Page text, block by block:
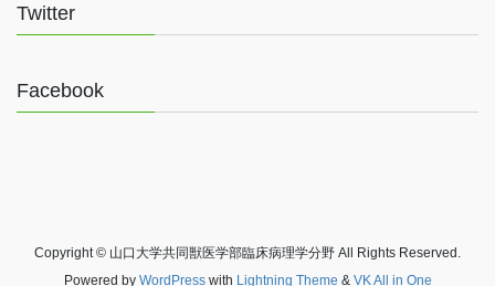
Twitter
Facebook
Copyright © 山口大学共同獣医学部臨床病理学分野 All Rights Reserved.
Powered by WordPresswith Lightning Theme & VK All in One